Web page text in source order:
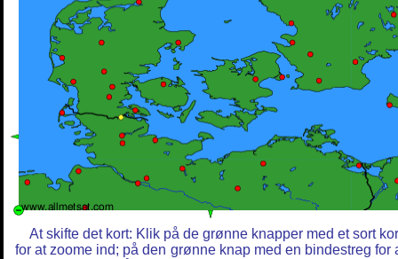
At skifte det kort: Klik på de grønne knapper med et sort
for at zoome ind; på den grønne knap med en bindestreg for